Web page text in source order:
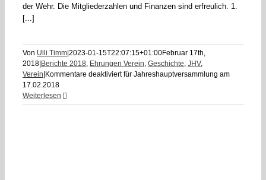
der Wehr. Die Mitgliederzahlen und Finanzen sind erfreulich. 1.
[...]
Von Ulli Timm 2023-01-15T22:07:15+01:00Februar 17th,
2018 Berichte 2018, Ehrungen Verein, Geschichte, JHV,
Verein Kommentare deaktiviertfür Jahreshauptversammlung am
17.02.2018
Weiterlesen